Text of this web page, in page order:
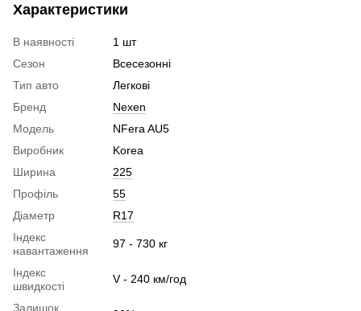
Характеристики
В наявності
1 шт
Сезон
Всесезонні
Тип авто
Легкові
Бренд
Nexen
Модель
NFera AU5
Виробник
Korea
Ширина
225
Профіль
55
Діаметр
R17
Індекс
навантаження
97 - 730 кг
Індекс
швидкості
V - 240 км/год
Залишок